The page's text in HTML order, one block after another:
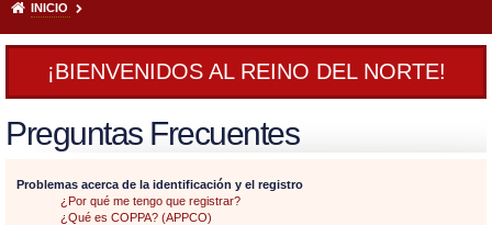
INICIO
¡BIENVENIDOS AL REINO DEL NORTE!
Preguntas Frecuentes
Problemas acerca de la identificación y el registro
¿Por qué me tengo que registrar?
¿Qué es COPPA? (APPCO)